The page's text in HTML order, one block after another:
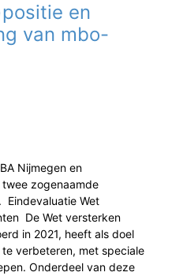
en
van mbo-
Nijmegen en
zogenaamde
Eindevaluatie Wet
De Wet versterken
in 2021, heeft als doel
verbeteren, met speciale
Onderdeel van deze